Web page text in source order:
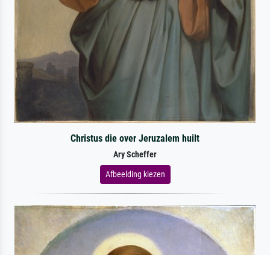
Christus die over Jeruzalem huilt
Ary Scheffer
Afbeelding kiezen